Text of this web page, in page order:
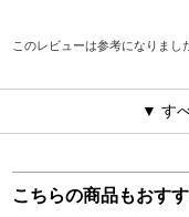
このレビューは参考になりまし
▼ す
こちらの商品もおす